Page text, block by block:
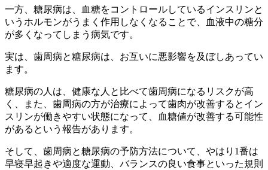
一方、糖尿病は、血糖をコントロールしているインスリンと
いうホルモンがうまく作用しなくなることで、血液中の糖分
が多くなってしまう病気です。
実は、歯周病と糖尿病は、お互いに悪影響を及ぼしあってい
ます。
糖尿病の人は、健康な人と比べて歯周病になるリスクが高
く、また、歯周病の方が治療によって歯肉が改善するとイン
スリンが働きやすい状態になって、血糖値が改善する可能性
があるという報告があります。
そして、歯周病と糖尿病の予防方法について、やはり1番は
早寝早起きや適度な運動、バランスの良い食事といった規則